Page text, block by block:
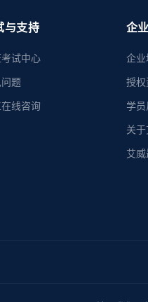
与支持
试中心
题
在线咨询
企
企业
授
学
关
艾